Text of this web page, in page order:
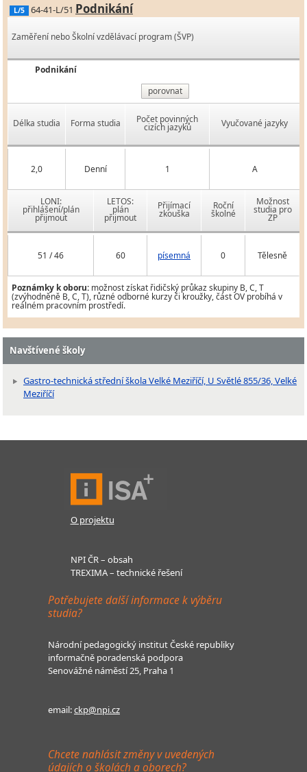
L/5 64-41-L/51 Podnikání
Zaměření nebo Školní vzdělávací program (ŠVP)
Podnikání
porovnat
Délka studia Forma studia Počet povinných
cizích jazyků Vyučované jazyky
2,0 Denní 1 A
LONI:
přihlášení/plán
přijmout
LETOS:
plán
přijmout
Přijímací
zkouška
Roční
školné
Možnost
studia pro
ZP
51 / 46 60 písemná 0 Tělesně
Poznámky k oboru: možnost získat řidičský průkaz skupiny B, C, T
(zvýhodněně B, C, T), různé odborné kurzy či kroužky, část OV probíhá v
reálném pracovním prostředí.
Navštívené školy
Gastro-technická střední škola Velké Meziříčí, U Světlé 855/36, Velké
Meziříčí
O projektu
NPI ČR – obsah
TREXIMA – technické řešení
Potřebujete další informace k výběru
studia?
Národní pedagogický institut České republiky
informačně poradenská podpora
Senovážné náměstí 25, Praha 1
email:ckp@npi.cz
Chcete nahlásit změny v uvedených
údajích o školách a oborech?